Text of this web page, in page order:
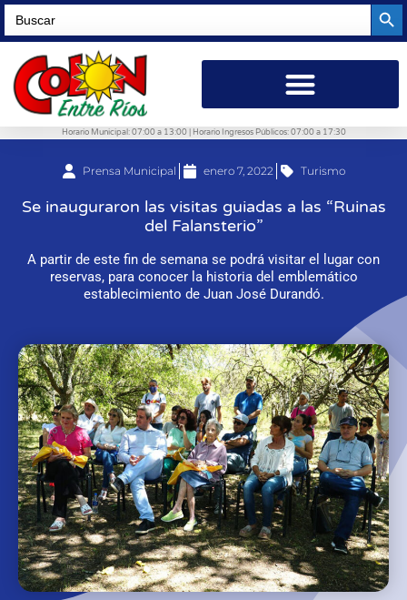
Search
for:
Horario Municipal: 07:00 a 13:00 | Horario Ingresos Públicos: 07:00 a 17:30
Prensa Municipal enero 7, 2022 Turismo
Se inauguraron las visitas guiadas a las “Ruinas
del Falansterio”
A partir de este fin de semana se podrá visitar el lugar con
reservas, para conocer la historia del emblemático
establecimiento de Juan José Durandó.